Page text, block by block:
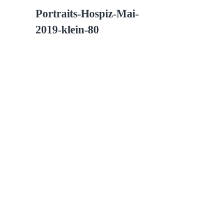
Portraits-Hospiz-Mai-
2019-klein-80